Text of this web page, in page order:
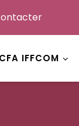
CFA IFFCOM